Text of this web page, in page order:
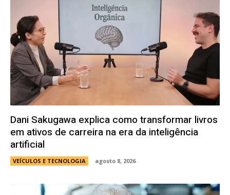
Dani Sakugawa explica como transformar livros
em ativos de carreira na era da inteligência
artificial
VEÍCULOS E TECNOLOGIA agosto 8, 2026